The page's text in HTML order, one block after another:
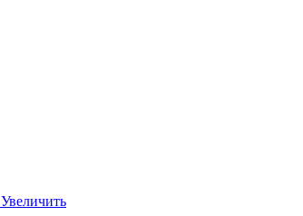
Увеличить